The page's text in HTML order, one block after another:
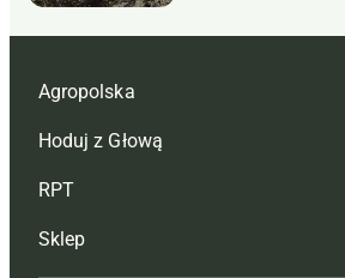
Agropolska
Redakcja
Reklama
Tagi
Hoduj z Głową
Hoduj z głową bydło
Hoduj z głową świnie
RPT
Redakcja
Sklep